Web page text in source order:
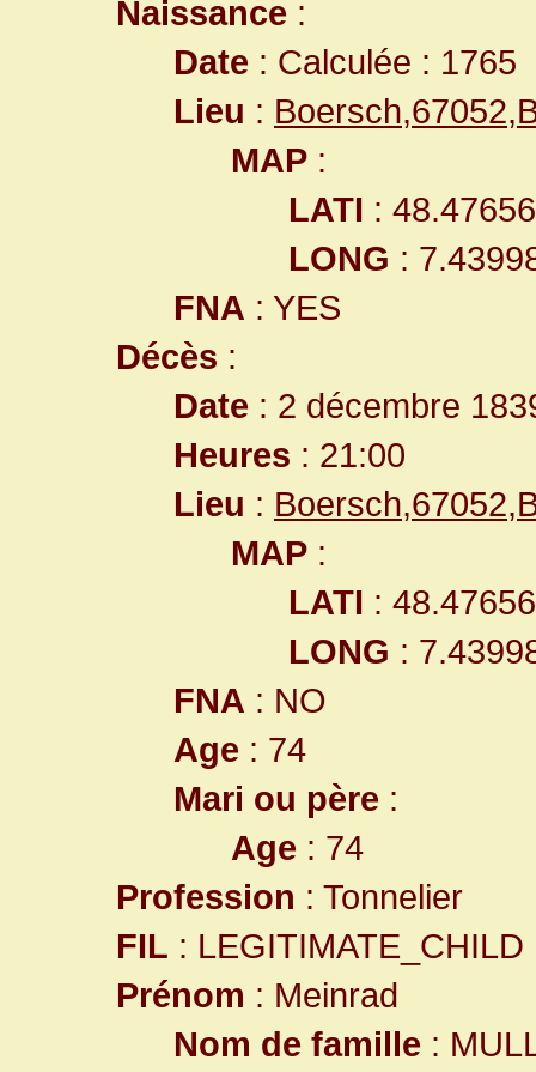
Naissance :
Date : Calculée : 1765
Lieu :
MAP :
LATI :
LONG :
FNA : YES
Décès :
Date : 2 décembre
Heures : 21:00
Lieu :
MAP :
LATI :
LONG :
FNA : NO
Age : 74
Mari ou père :
Age : 74
Profession : Tonnelier
FIL : LEGITIMATE_CHILD
Prénom : Meinrad
Nom de famille :